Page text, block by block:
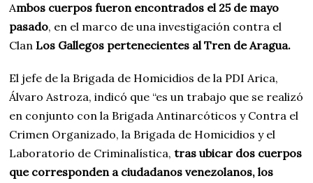
Ambos cuerpos fueron encontrados el 25 de mayo
pasado, en el marco de una investigación contra el
ClanLos Gallegos pertenecientes al Tren de Aragua.
El jefe de la Brigada de Homicidios de la PDI Arica,
Álvaro Astroza, indicó que “es un trabajo que se realizó
en conjunto con la Brigada Antinarcóticos y Contra el
Crimen Organizado, la Brigada de Homicidios y el
Laboratorio de Criminalística,tras ubicar dos cuerpos
que corresponden a ciudadanos venezolanos, los